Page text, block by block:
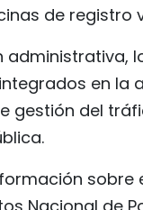
de registro
en la
gestión del
sobre